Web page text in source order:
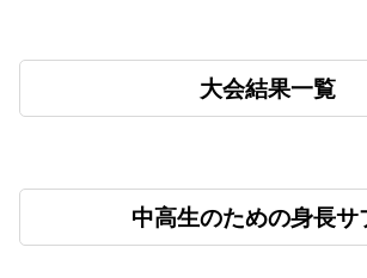
大会結果一覧
中高生のための身長サ